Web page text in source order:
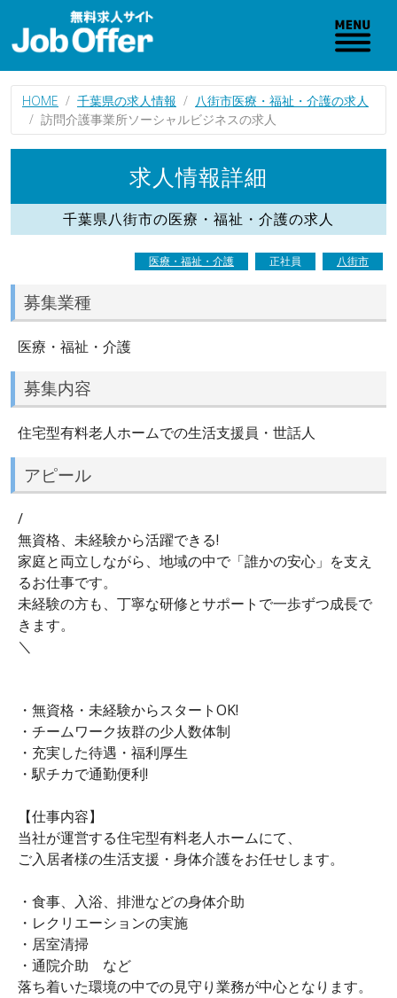
HOME 千葉県の求人情報
八街市医療・福祉・介護の求人
訪問介護事業所ソーシャルビジネスの求人
求人情報詳細
千葉県八街市の医療・福祉・介護の求人
医療・福祉・介護 正社員 八街市
募集業種
医療・福祉・介護
募集内容
住宅型有料老人ホームでの生活支援員・世話人
アピール
/
無資格、未経験から活躍できる!
家庭と両立しながら、地域の中で「誰かの安心」を支え
るお仕事です。
未経験の方も、丁寧な研修とサポートで一歩ずつ成長で
きます。
＼
・無資格・未経験からスタートOK!
・チームワーク抜群の少人数体制
・充実した待遇・福利厚生
・駅チカで通勤便利!
【仕事内容】
当社が運営する住宅型有料老人ホームにて、
ご入居者様の生活支援・身体介護をお任せします。
・食事、入浴、排泄などの身体介助
・レクリエーションの実施
・居室清掃
・通院介助 など
落ち着いた環境の中での見守り業務が中心となります。